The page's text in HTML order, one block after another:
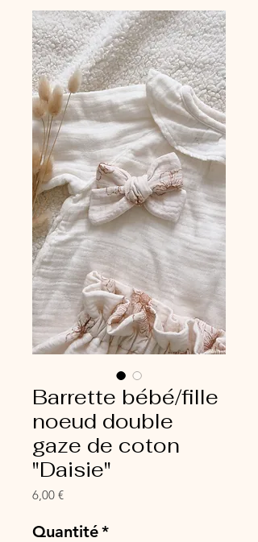
Barrette bébé/fille
noeud double
gaze de coton
"Daisie"
6,00 €Prix
Quantité*